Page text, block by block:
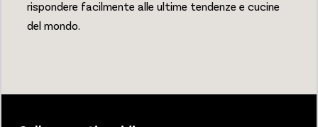
rispondere facilmente alle ultime tendenze e cucine
del mondo.